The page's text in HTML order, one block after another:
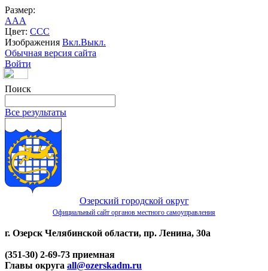
Размер:
AAA
Цвет: CCC
Изображения Вкл.Выкл.
Обычная версия сайта
Войти
Поиск
Все результаты
Озерский городской округ
Официальный сайт органов местного самоуправления
г. Озерск Челябинской области, пр. Ленина, 30а
(351-30) 2-69-73 приемная
Главы округа all@ozerskadm.ru